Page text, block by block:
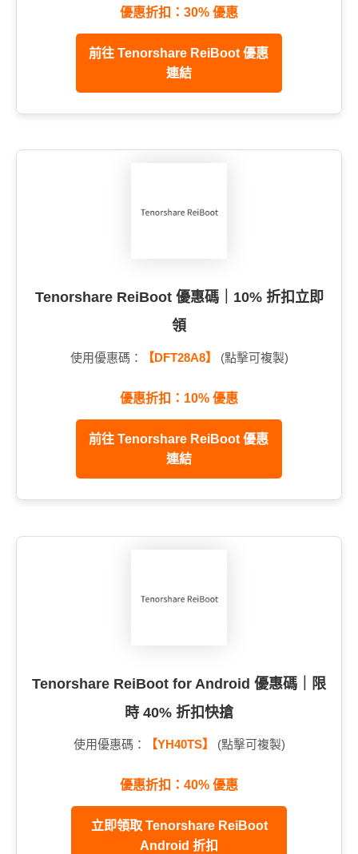
優惠折扣：30% 優惠
前往 Tenorshare ReiBoot 優惠
連結
Tenorshare ReiBoot 優惠碼｜10% 折扣立即
領
使用優惠碼： 【DFT28A8】 (點擊可複製)
優惠折扣：10% 優惠
前往 Tenorshare ReiBoot 優惠
連結
Tenorshare ReiBoot for Android 優惠碼｜限
時 40% 折扣快搶
使用優惠碼： 【YH40TS】 (點擊可複製)
優惠折扣：40% 優惠
立即領取 Tenorshare ReiBoot
Android 折扣